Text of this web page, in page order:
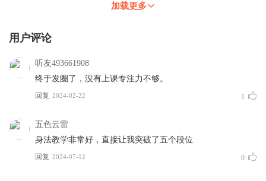
加载更多
用户评论
听友493661908
终于发圈了，没有上课专注力不够。
回复 2024-02-22 1
五色云雷
身法教学非常好，直接让我突破了五个段位
回复 2024-07-12 0